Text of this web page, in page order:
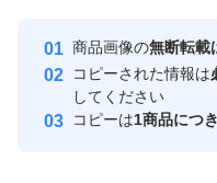
安心取引出品者
取引実績
商品画像の無断転載
コピーされた情報は
してください
コピーは1商品につ